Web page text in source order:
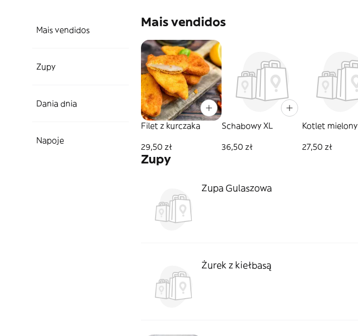
Mais vendidos
Zupy
Dania dnia
Napoje
Mais vendidos
Filet z kurczaka
29,50 zł
Schabowy XL
36,50 zł
Kotlet mielony
27,50 zł
Zupy
Zupa Gulaszowa
Żurek z kiełbasą